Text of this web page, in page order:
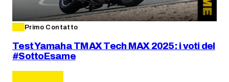
Primo Contatto
Test Yamaha TMAX Tech MAX 2025: i voti del
#SottoEsame